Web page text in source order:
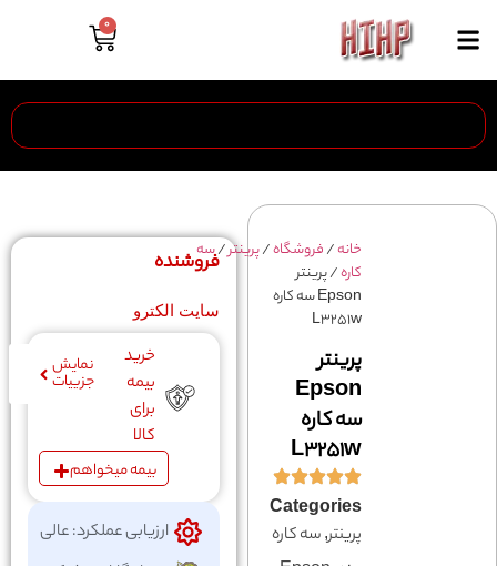
0
فروشنده
سایت الکترو
خرید
بیمه
برای
کالا
نمایش
جزییات
بیمه میخواهم
ارزیابی عملکرد: عالی
خانه/فروشگاه/پرینتر/سه
کاره/ پرینتر
Epson سه کاره
L3251w
پرینتر
Epson
سه کاره
L3251w
Categories
پرینتر,سه کاره